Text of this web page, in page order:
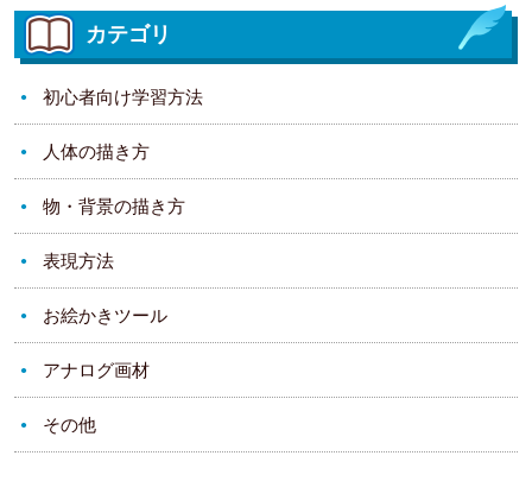
カテゴリ
初心者向け学習方法
人体の描き方
物・背景の描き方
表現方法
お絵かきツール
アナログ画材
その他